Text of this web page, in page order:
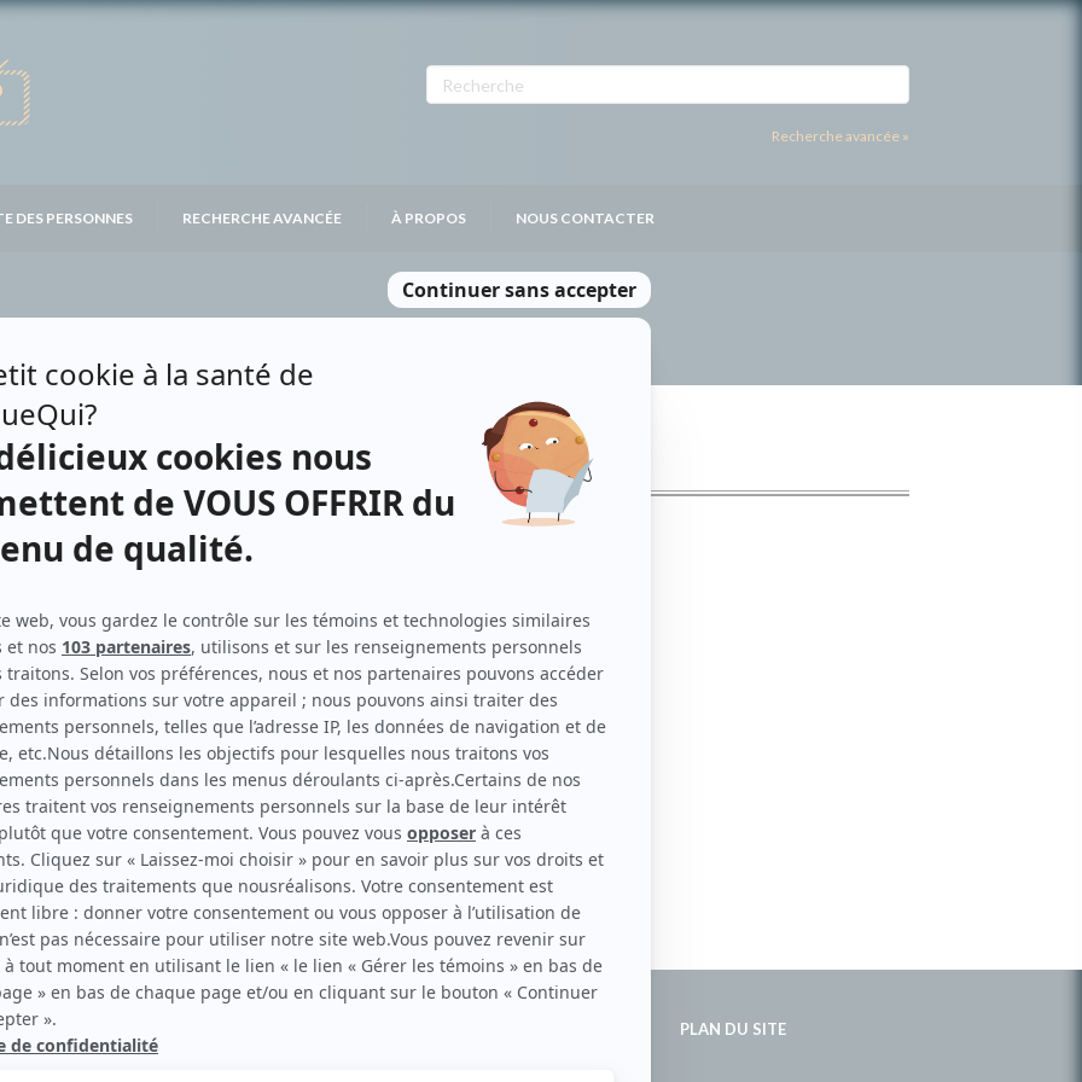
Recherche avancée »
DES PERSONNES RECHERCHE AVANCÉE À PROPOS NOUS CONTACTER
Contributions
Une autre histoireRéalisateur
Bienvenue aux damesRéalisateur
Pure laineRéalisateur
Durocher le milliardaire
Réalisateur
Si la tendance se maintientRéalisateur
Rivière-des-JérémieRéalisateur
Caserne 24Réalisateur
Pin-Pon Réalisateur
PLAN DU SITE